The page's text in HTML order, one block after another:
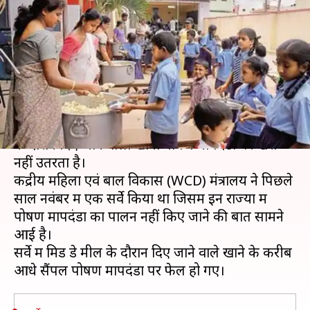
पोषण मापदंडों पर खरा नहीं उतरता
मिड डे मील
लेखन मुकुल तोमर Jan 05, 2020 06:15 pm
क्या है खबर?
देश के 11 राज्यों और केंद्र शासित प्रदेशों में मिड डे मील
के दौरान दिए जाने वाला खाना पोषण मापदंडों पर खरा
नहीं उतरता है।
केंद्रीय महिला एवं बाल विकास (WCD) मंत्रालय ने पिछले
साल नवंबर में एक सर्वे किया था जिसमें इन राज्यों में
पोषण मापदंडों का पालन नहीं किए जाने की बात सामने
आई है।
सर्वे में मिड डे मील के दौरान दिए जाने वाले खाने के करीब